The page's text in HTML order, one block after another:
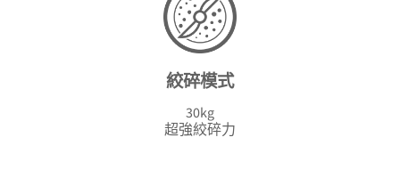
絞碎模式
30kg
超強絞碎力